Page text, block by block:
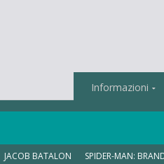
Informazioni
JACOB BATALON SPIDER-MAN: